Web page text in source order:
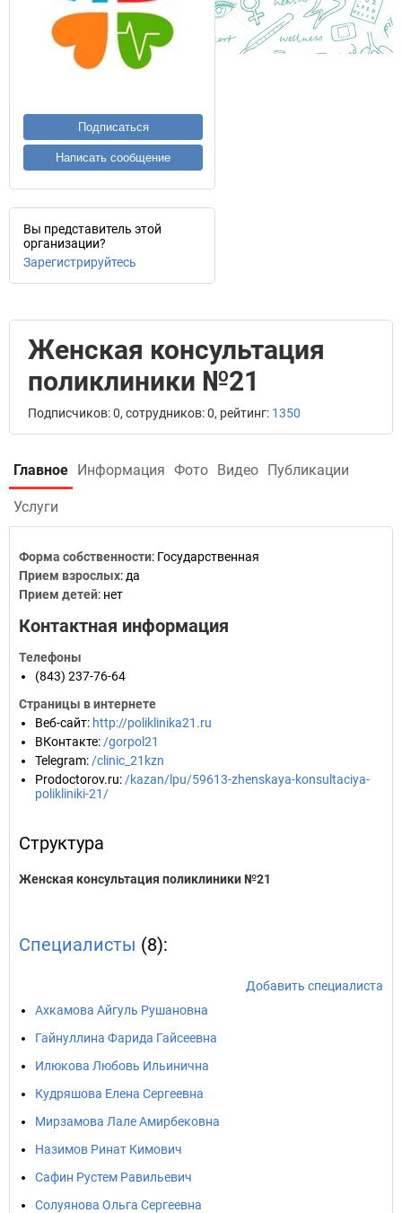
Подписаться
Написать сообщение
Вы представитель этой
организации?
Зарегистрируйтесь
Женская консультация
поликлиники №21
Подписчиков: 0, сотрудников: 0, рейтинг: 1350
Главное Информация Фото Видео Публикации
Услуги
Форма собственности: Государственная
Прием взрослых: да
Прием детей: нет
Контактная информация
Телефоны
(843) 237-76-64
Страницы в интернете
Веб-сайт: http://poliklinika21.ru
ВКонтакте: /gorpol21
Telegram: /clinic_21kzn
Prodoctorov.ru: /kazan/lpu/59613-zhenskaya-konsultaciya-
polikliniki-21/
Структура
Женская консультация поликлиники №21
Специалисты (8):
Добавить специалиста
Ахкамова Айгуль Рушановна
Гайнуллина Фарида Гайсеевна
Илюкова Любовь Ильинична
Кудряшова Елена Сергеевна
Мирзамова Лале Амирбековна
Назимов Ринат Кимович
Сафин Рустем Равильевич
Солуянова Ольга Сергеевна